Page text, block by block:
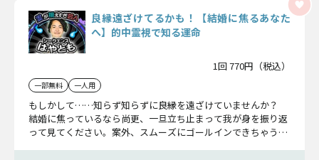
良縁遠ざけてるかも！【結婚に焦るあなた
へ】的中霊視で知る運命
1回 770円（税込）
一部無料 一人用
もしかして……知らず知らずに良縁を遠ざけていませんか？
結婚に焦っているなら尚更、一旦立ち止まって我が身を振り返
って見てください。案外、スムーズにゴールインできちゃうか